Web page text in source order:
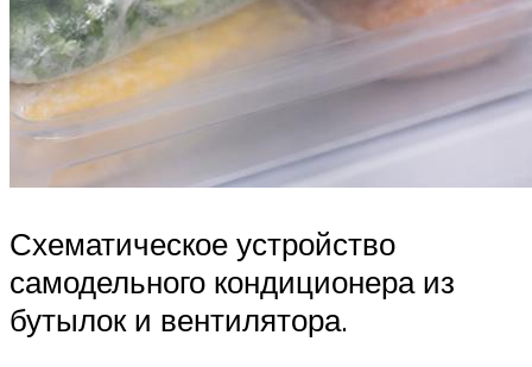
Схематическое устройство
самодельного кондиционера из
бутылок и вентилятора.